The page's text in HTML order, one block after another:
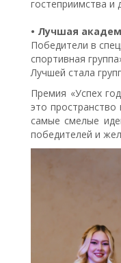
гостеприимства и
• Лучшая
Победители в
спортивная
Лучшей стала
Премия «Успех
это
самые смелые
победителей и